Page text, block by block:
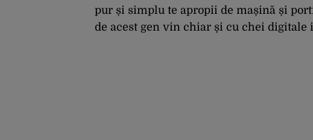
pur și simplu te apropii de mașină și
de acest gen vin chiar și cu chei digitale